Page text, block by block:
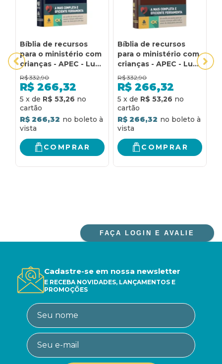
Bíblia de recursos
para o ministério com
crianças - APEC - Luxo
PU Azul: ferramenta
de auxílio de ensino
para as nossas
crianças sobre todo o
amor de Jesus para
com elas
R$ 332,90
R$ 266,32
5 x de R$ 53,26
R$ 266,32
COMPRAR
Bíblia de recursos
para o ministério com
crianças - APEC - Luxo
PU marrom:
ferramenta de auxílio
de ensino para as
nossas crianças sobre
todo o amor de Jesus
para com elas
R$ 332,90
R$ 266,32
5 x de R$ 53,26
R$ 266,32
COMPRAR
FAÇA LOGIN E AVALIE
Cadastre-se em nossa newsletter
E RECEBA NOVIDADES, LANÇAMENTOS E
PROMOÇÕES